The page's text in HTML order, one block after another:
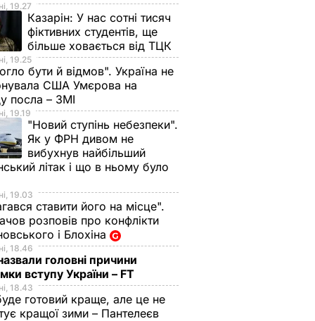
19.27
Казарін: У нас сотні тисяч
фіктивних студентів, ще
більше ховається від ТЦК
19.25
бути й відмов". Україна не
США Умєрова на
посла – ЗМІ
19.19
"Новий ступінь небезпеки".
Як у ФРН дивом не
вибухнув найбільший
літак і що в ньому було
19.03
ставити його на місце".
розповів про конфлікти
і Блохіна
18.46
головні причини
вступу України – FT
18.43
готовий краще, але це не
кращої зими – Пантелеєв